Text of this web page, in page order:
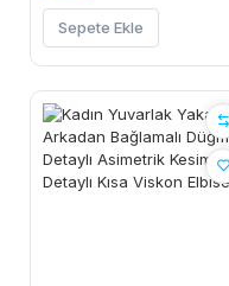
Sepete Ekle